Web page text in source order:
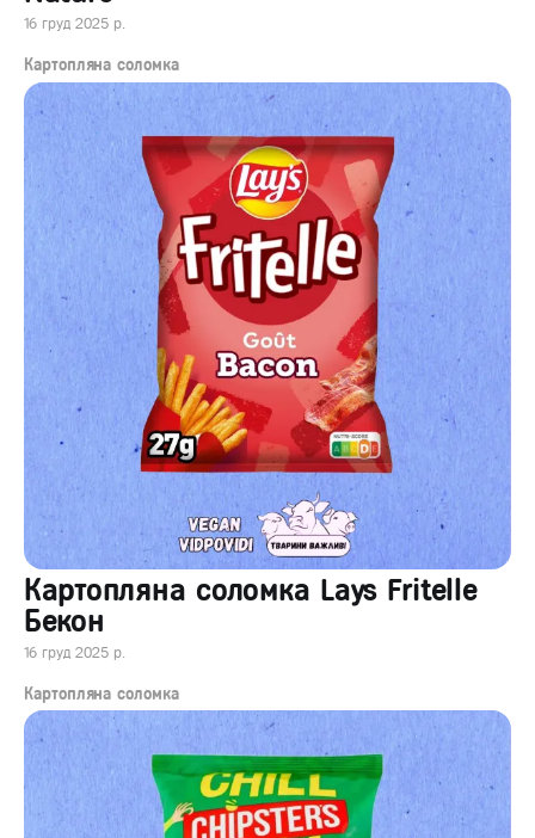
16 груд 2025 р.
Картопляна соломка
Картопляна соломка Lays Fritelle
Бекон
16 груд 2025 р.
Картопляна соломка